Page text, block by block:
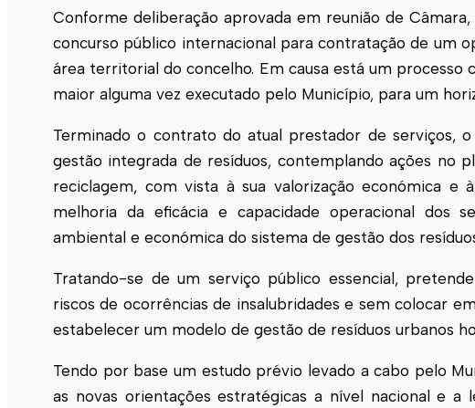
Contactos
Conforme deliberação aprovada em reunião de
concurso público internacional para contratação de um
área territorial do concelho. Em causa está um
maior alguma vez executado pelo Município, para um
Terminado o contrato do atual prestador de serviços,
gestão integrada de resíduos, contemplando ações no
reciclagem, com vista à sua valorização económica
melhoria da eficácia e capacidade operacional dos
ambiental e económica do sistema de gestão dos
Tratando-se de um serviço público essencial,
riscos de ocorrências de insalubridades e sem colocar
estabelecer um modelo de gestão de resíduos urbanos
Tendo por base um estudo prévio levado a cabo pelo
as novas orientações estratégicas a nível nacional e